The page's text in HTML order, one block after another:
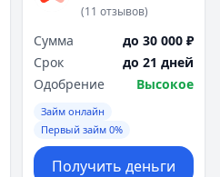
(11 отзывов)
Сумма
до 30 000 ₽
Срок
до 21 дней
Одобрение
Высокое
Займ онлайн
Первый займ 0%
Получить деньги